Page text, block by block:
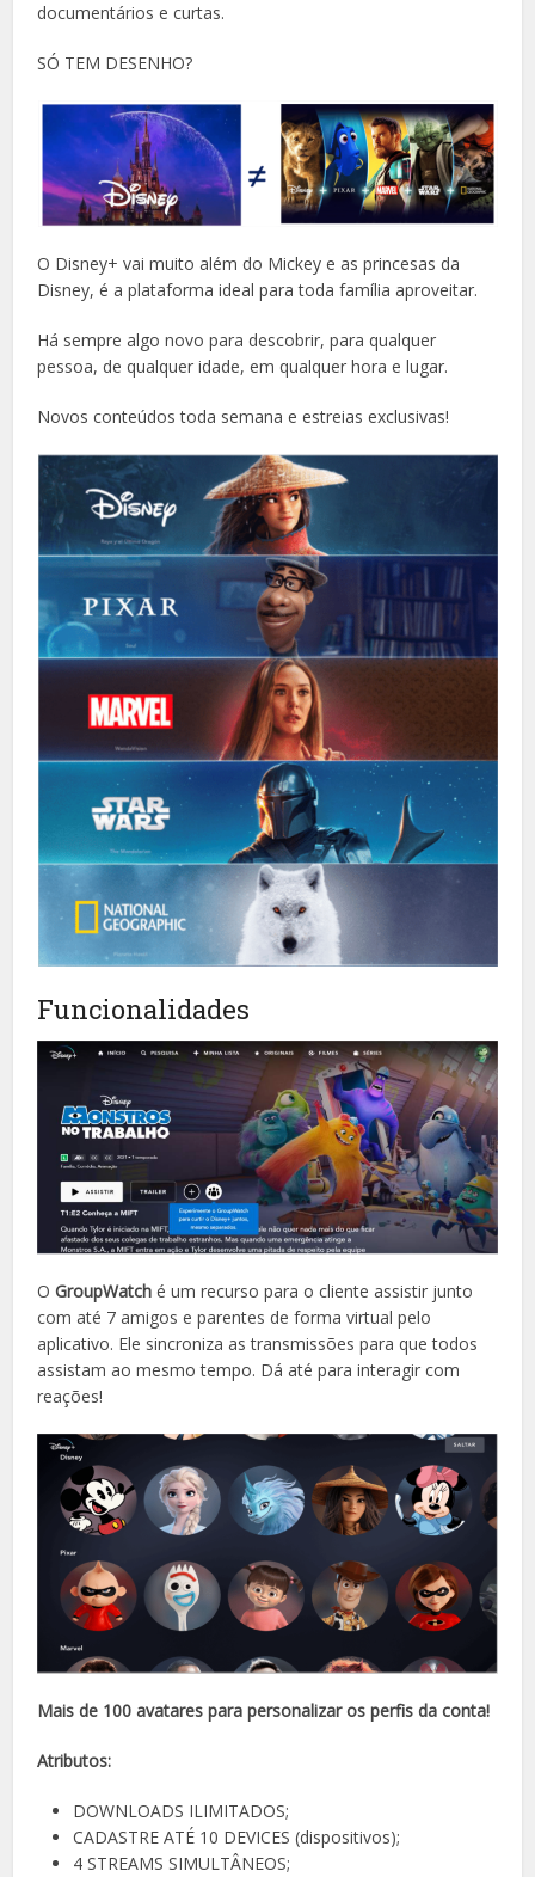
documentários e curtas.
SÓ TEM DESENHO?
O Disney+ vai muito além do Mickey e as princesas da
Disney, é a plataforma ideal para toda família aproveitar.
Há sempre algo novo para descobrir, para qualquer
pessoa, de qualquer idade, em qualquer hora e lugar.
Novos conteúdos toda semana e estreias exclusivas!
Funcionalidades
OGroupWatch é um recurso para o cliente assistir junto
com até 7 amigos e parentes de forma virtual pelo
aplicativo. Ele sincroniza as transmissões para que todos
assistam ao mesmo tempo. Dá até para interagir com
reações!
Mais de 100 avatares para personalizar os perfis da conta!
Atributos:
DOWNLOADS ILIMITADOS;
CADASTRE ATÉ 10 DEVICES (dispositivos);
4 STREAMS SIMULTÂNEOS;